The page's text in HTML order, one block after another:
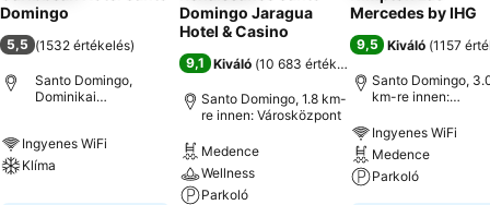
Domingo
5,5 (1532 értékelés)
Santo Domingo,
Dominikai
Ingyenes WiFi
Klíma
Domingo Jaragua
Hotel & Casino
9,1 Kiváló (10 683 értékelés
Santo Domingo, 1.8 km-
re innen: Városközpont
Medence
Wellness
Parkoló
Mercedes by IHG
9,5 Kiváló (1157
Santo Domingo,
km-re innen:
Ingyenes WiFi
Medence
Parkoló